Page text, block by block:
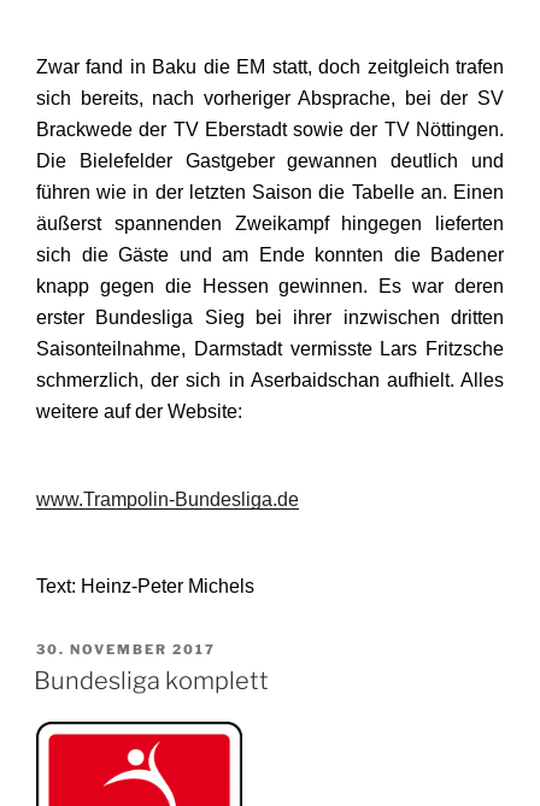
Zwar fand in Baku die EM statt, doch zeitgleich trafen
sich bereits, nach vorheriger Absprache, bei der SV
Brackwede der TV Eberstadt sowie der TV Nöttingen.
Die Bielefelder Gastgeber gewannen deutlich und
führen wie in der letzten Saison die Tabelle an. Einen
äußerst spannenden Zweikampf hingegen lieferten
sich die Gäste und am Ende konnten die Badener
knapp gegen die Hessen gewinnen. Es war deren
erster Bundesliga Sieg bei ihrer inzwischen dritten
Saisonteilnahme, Darmstadt vermisste Lars Fritzsche
schmerzlich, der sich in Aserbaidschan aufhielt. Alles
weitere auf der Website:
www.Trampolin-Bundesliga.de
Text: Heinz-Peter Michels
VERÖFFENTLICHT
AM
30. NOVEMBER 2017
Bundesliga komplett